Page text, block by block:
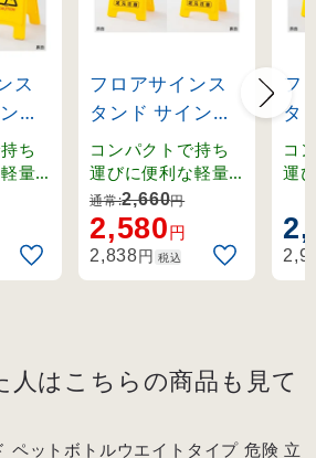
ス
ボ
意
で
ち
量
フロアサインス
タンド サインボ
ードタイプ 足元
注意 (337502)
コンパクトで持ち
運びに便利な軽量
設計。
通常:2,660円
2,580円
2,838円 税込
フ
タ
ー
中
コ
運
人はこちらの商品も見て
ペットボトルウエイトタイプ 危険 立